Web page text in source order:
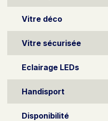
Vitre déco
Vitre sécurisée
Eclairage LEDs
Handisport
Disponibilité